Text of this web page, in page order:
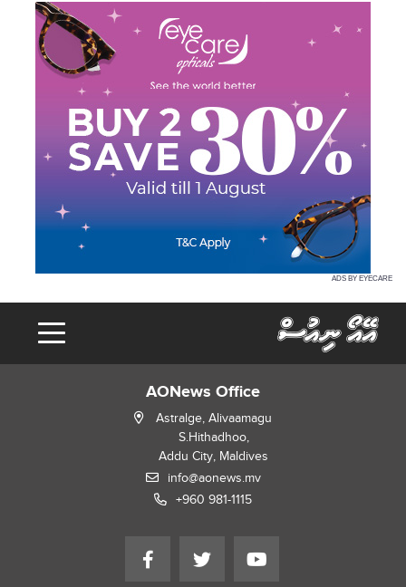
ADS BY EYECARE
AONews Office
Astralge, Alivaamagu
S.Hithadhoo,
Addu City, Maldives
info@aonews.mv
+960 981-1115